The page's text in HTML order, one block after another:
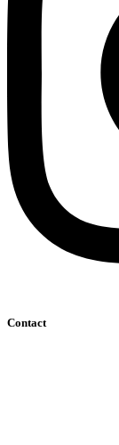
Contact